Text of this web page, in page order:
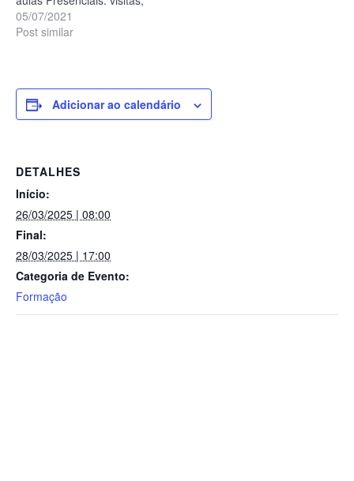
regulamentação,
atribuições CMEs;
UNCME e UNCME PE,
RNPi e etc.
05/07/2021
Post similar
Adicionar ao calendário
DETALHES
Início:
26/03/2025 | 08:00
Final:
28/03/2025 | 17:00
Categoria de Evento:
Formação